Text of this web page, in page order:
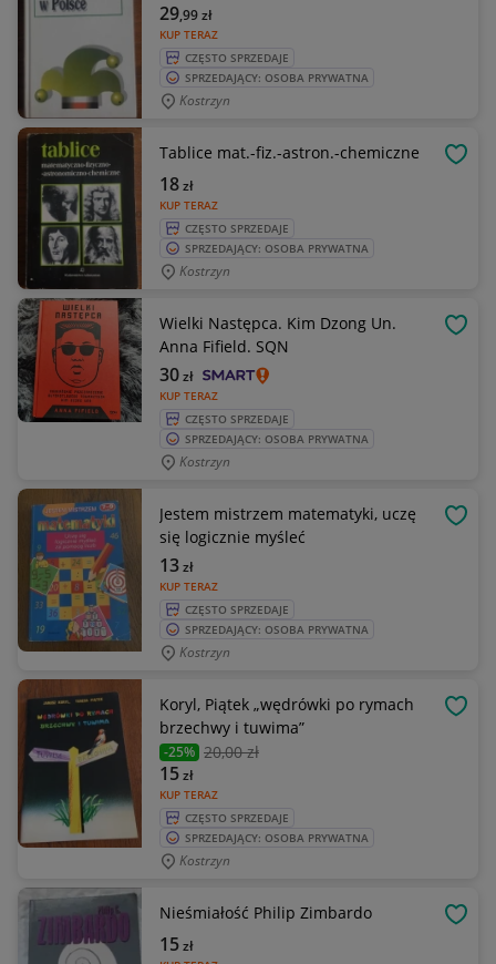
KUP TERAZ
29,99zł
CZĘSTO SPRZEDAJE
SPRZEDAJĄCY: OSOBA PRYWATNA
Kostrzyn
Tablice mat.-fiz.-astron.-chemiczne
KUP TERAZ
18zł
CZĘSTO SPRZEDAJE
SPRZEDAJĄCY: OSOBA PRYWATNA
Kostrzyn
Wielki Następca. Kim Dzong Un.
Anna Fifield. SQN
KUP TERAZ
30zł
CZĘSTO SPRZEDAJE
SPRZEDAJĄCY: OSOBA PRYWATNA
Kostrzyn
Jestem mistrzem matematyki, uczę
się logicznie myśleć
KUP TERAZ
13zł
CZĘSTO SPRZEDAJE
SPRZEDAJĄCY: OSOBA PRYWATNA
Kostrzyn
Koryl, Piątek „wędrówki po rymach
brzechwy i tuwima”
-25% 20,00 zł
KUP TERAZ
15zł
CZĘSTO SPRZEDAJE
SPRZEDAJĄCY: OSOBA PRYWATNA
Kostrzyn
Nieśmiałość Philip Zimbardo
15zł